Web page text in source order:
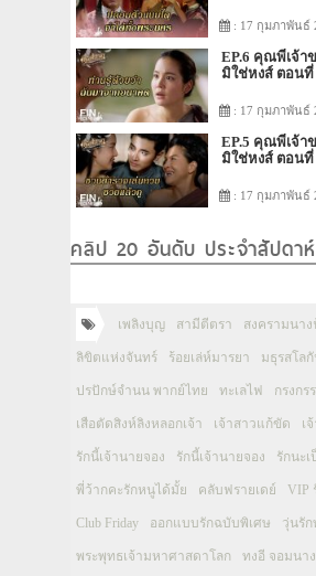
: 17 กุมภาพันธ์
EP.6 คุณพี่เจ้า
มิใช่หงส์ ตอนที่
: 17 กุมภาพันธ์
EP.5 คุณพี่เจ้า
มิใช่หงส์ ตอนที่
: 17 กุมภาพันธ์
คลิป 20 อันดับ ประจำสัปดาห์
เพลิงบุญ สามีตีตรา สงครามนา
ลิขิตแห่งจันทร์ ร้อยเล่ห์มารยา มธุรสโล
ปรปักษ์จำนน พากย์ไทย ทะเลไฟ กรงกร
เสือตัดสิงห์ลิงหลอกเจ้า เจ้าสาวแก้ขัด เ
รักนี้เจ้านายจอง รักนี้เจ้านายจอง รักนะเ
พี่ว้ากคะรักหนูได้มั้ย คลับฟรายเดย์ VIP
Club Friday ออกแบบรักฉบับพิเศษ วุ่นรั
พระพุทธเจ้ามหาศาสดาโลก ทงอี จอมนา